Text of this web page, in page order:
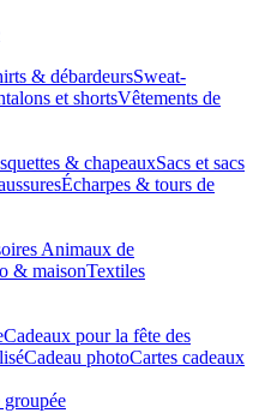
& débardeursSweat-
et shortsVêtements de
& chapeauxSacs et sacs
Écharpes & tours de
Animaux de
& maisonTextiles
Cadeaux pour la fête des
Cadeau photoCartes cadeaux